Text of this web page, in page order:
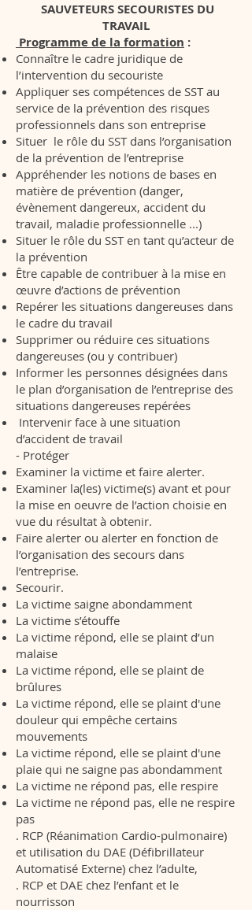
SAUVETEURS SECOURISTES DU
TRAVAIL
Programme de la formation :
Connaître le cadre juridique de
l’intervention du secouriste
Appliquer ses compétences de SST au
service de la prévention des risques
professionnels dans son entreprise
Situer le rôle du SST dans l’organisation
de la prévention de l’entreprise
Appréhender les notions de bases en
matière de prévention (danger,
évènement dangereux, accident du
travail, maladie professionnelle ...)
Situer le rôle du SST en tant qu’acteur de
la prévention
Être capable de contribuer à la mise en
œuvre d’actions de prévention
Repérer les situations dangereuses dans
le cadre du travail
Supprimer ou réduire ces situations
dangereuses (ou y contribuer)
Informer les personnes désignées dans
le plan d’organisation de l’entreprise des
situations dangereuses repérées
Intervenir face à une situation
d’accident de travail
- Protéger
Examiner la victime et faire alerter.
Examiner la(les) victime(s) avant et pour
la mise en oeuvre de l’action choisie en
vue du résultat à obtenir.
Faire alerter ou alerter en fonction de
l’organisation des secours dans
l’entreprise.
Secourir.
La victime saigne abondamment
La victime s’étouffe
La victime répond, elle se plaint d’un
malaise
La victime répond, elle se plaint de
brûlures
La victime répond, elle se plaint d'une
douleur qui empêche certains
mouvements
La victime répond, elle se plaint d'une
plaie qui ne saigne pas abondamment
La victime ne répond pas, elle respire
La victime ne répond pas, elle ne respire
pas
. RCP (Réanimation Cardio-pulmonaire)
et utilisation du DAE (Défibrillateur
Automatisé Externe) chez l’adulte,
. RCP et DAE chez l’enfant et le
nourrisson